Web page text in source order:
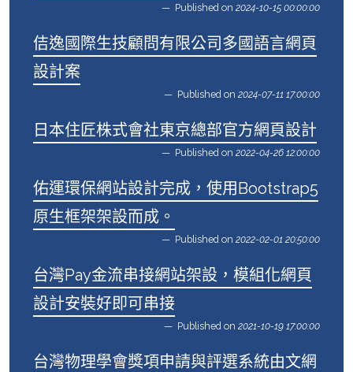
Published on 2024-10-15 00:00:00
佶逸國際生技顧問有限公司多國語言網頁
設計案
Published on 2024-07-11 17:00:00
日本住匠株式會社東京總部官方網頁設計
Published on 2022-04-26 12:00:00
佑運環保網站設計完成，使用Bootstrap5
原生框架架設而成。
Published on 2022-02-01 20:50:00
台灣Pay金流串接網站架設，模組化網頁
設計安裝好即可串接
Published on 2021-10-19 17:00:00
台灣物理學會獎項申請與評選系統由文網